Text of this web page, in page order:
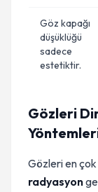
Göz kapağı
düşüklüğü
sadece
estetiktir.
Gözleri
Gözleri en çok
radyasyon